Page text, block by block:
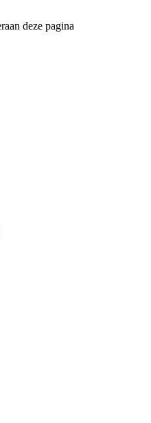
deze pagina